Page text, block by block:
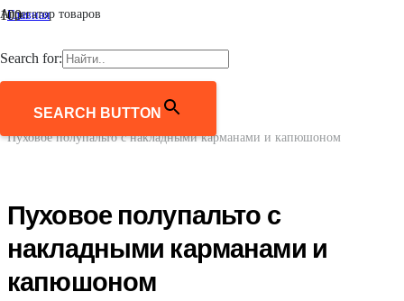
Агрегатор товаров
Search for:
SEARCH BUTTON
Главная
/
Пальто и полупальто
Пуховое полупальто с накладными карманами и капюшоном
Пуховое полупальто с
накладными карманами и
капюшоном